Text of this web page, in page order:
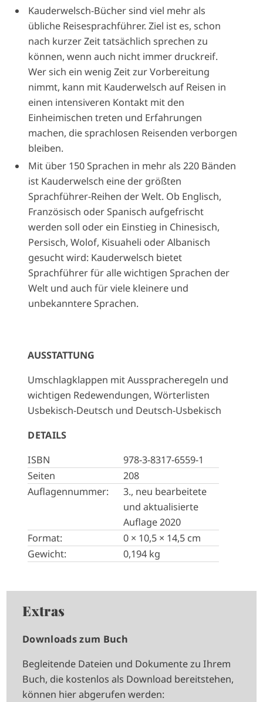
Kauderwelsch-Bücher sind viel mehr als
übliche Reisesprachführer. Ziel ist es, schon
nach kurzer Zeit tatsächlich sprechen zu
können, wenn auch nicht immer druckreif.
Wer sich ein wenig Zeit zur Vorbereitung
nimmt, kann mit Kauderwelsch auf Reisen in
einen intensiveren Kontakt mit den
Einheimischen treten und Erfahrungen
machen, die sprachlosen Reisenden verborgen
bleiben.
Mit über 150 Sprachen in mehr als 220 Bänden
ist Kauderwelsch eine der größten
Sprachführer-Reihen der Welt. Ob Englisch,
Französisch oder Spanisch aufgefrischt
werden soll oder ein Einstieg in Chinesisch,
Persisch, Wolof, Kisuaheli oder Albanisch
gesucht wird: Kauderwelsch bietet
Sprachführer für alle wichtigen Sprachen der
Welt und auch für viele kleinere und
unbekanntere Sprachen.
AUSSTATTUNG
Umschlagklappen mit Ausspracheregeln und
wichtigen Redewendungen, Wörterlisten
Usbekisch-Deutsch und Deutsch-Usbekisch
DETAILS
ISBN
978-3-8317-6559-1
Seiten
208
Auflagennummer:
3., neu bearbeitete
und aktualisierte
Auflage 2020
Format:
0 × 10,5 × 14,5 cm
Gewicht:
0,194 kg
Extras
Downloads zum Buch
Begleitende Dateien und Dokumente zu Ihrem
Buch, die kostenlos als Download bereitstehen,
können hier abgerufen werden: